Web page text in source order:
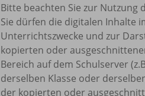
Bitte beachten Sie zur Nutzung
Sie dürfen die digitalen Inhalte
Unterrichtszwecke und zur
kopierten oder
Bereich auf dem Schulserver
derselben Klasse oder
der kopierten oder